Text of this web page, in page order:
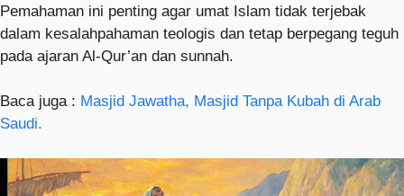
Pemahaman ini penting agar umat Islam tidak terjebak
dalam kesalahpahaman teologis dan tetap berpegang teguh
pada ajaran Al-Qur’an dan sunnah.
Baca juga : Masjid Jawatha, Masjid Tanpa Kubah di Arab
Saudi.